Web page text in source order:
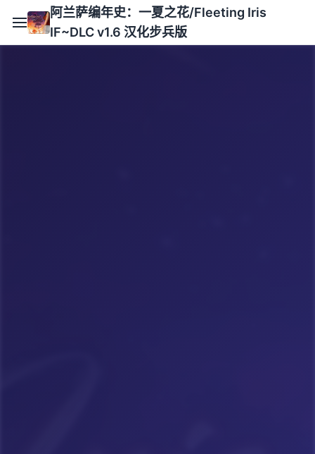
阿兰萨编年史：一夏之花/Fleeting Iris
IF~DLC v1.6 汉化步兵版